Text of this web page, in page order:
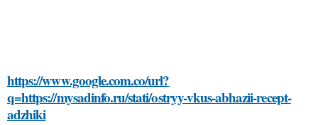
https://www.google.com.co/url?
q=https://mysadinfo.ru/stati/ostryy-vkus-abhazii-recept-
adzhiki